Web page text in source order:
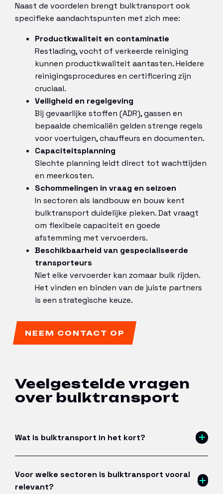
Naast de voordelen brengt bulktransport ook
specifieke aandachtspunten met zich mee:
Productkwaliteit en contaminatie
Restlading, vocht of verkeerde reiniging
kunnen productkwaliteit aantasten. Heldere
reinigingsprocedures en certificering zijn
cruciaal.
Veiligheid en regelgeving
Bij gevaarlijke stoffen (ADR), gassen en
bepaalde chemicaliën gelden strenge regels
voor voertuigen, chauffeurs en documenten.
Capaciteitsplanning
Slechte planning leidt direct tot wachttijden
en meerkosten.
Schommelingen in vraag en seizoen
In sectoren als landbouw en bouw kent
bulktransport duidelijke pieken. Dat vraagt
om flexibele capaciteit en goede
afstemming met vervoerders.
Beschikbaarheid van gespecialiseerde
transporteurs
Niet elke vervoerder kan zomaar bulk rijden.
Het vinden en binden van de juiste partners
is een strategische keuze.
NEEM CONTACT OP
Veelgestelde vragen
over bulktransport
Wat is bulktransport in het kort?
Voor welke sectoren is bulktransport vooral
relevant?